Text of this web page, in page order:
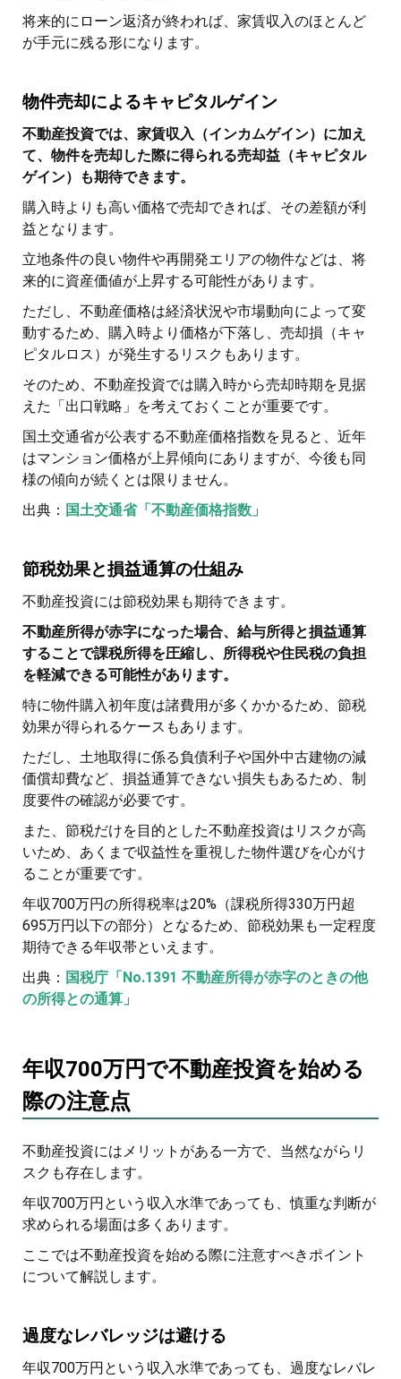
将来的にローン返済が終われば、家賃収入のほとんど
が手元に残る形になります。
物件売却によるキャピタルゲイン
不動産投資では、家賃収入（インカムゲイン）に加え
て、物件を売却した際に得られる売却益（キャピタル
ゲイン）も期待できます。
購入時よりも高い価格で売却できれば、その差額が利
益となります。
立地条件の良い物件や再開発エリアの物件などは、将
来的に資産価値が上昇する可能性があります。
ただし、不動産価格は経済状況や市場動向によって変
動するため、購入時より価格が下落し、売却損（キャ
ピタルロス）が発生するリスクもあります。
そのため、不動産投資では購入時から売却時期を見据
えた「出口戦略」を考えておくことが重要です。
国土交通省が公表する不動産価格指数を見ると、近年
はマンション価格が上昇傾向にありますが、今後も同
様の傾向が続くとは限りません。
出典： 国土交通省「不動産価格指数」
節税効果と損益通算の仕組み
不動産投資には節税効果も期待できます。
不動産所得が赤字になった場合、給与所得と損益通算
することで課税所得を圧縮し、所得税や住民税の負担
を軽減できる可能性があります。
特に物件購入初年度は諸費用が多くかかるため、節税
効果が得られるケースもあります。
ただし、土地取得に係る負債利子や国外中古建物の減
価償却費など、損益通算できない損失もあるため、制
度要件の確認が必要です。
また、節税だけを目的とした不動産投資はリスクが高
いため、あくまで収益性を重視した物件選びを心がけ
ることが重要です。
年収700万円の所得税率は20%（課税所得330万円超
695万円以下の部分）となるため、節税効果も一定程度
期待できる年収帯といえます。
出典： 国税庁「No.1391 不動産所得が赤字のときの他
の所得との通算」
年収700万円で不動産投資を始める
際の注意点
不動産投資にはメリットがある一方で、当然ながらリ
スクも存在します。
年収700万円という収入水準であっても、慎重な判断が
求められる場面は多くあります。
ここでは不動産投資を始める際に注意すべきポイント
について解説します。
過度なレバレッジは避ける
年収700万円という収入水準であっても、過度なレバレ